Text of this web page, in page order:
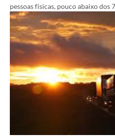
pessoas físicas, pouco abaixo dos